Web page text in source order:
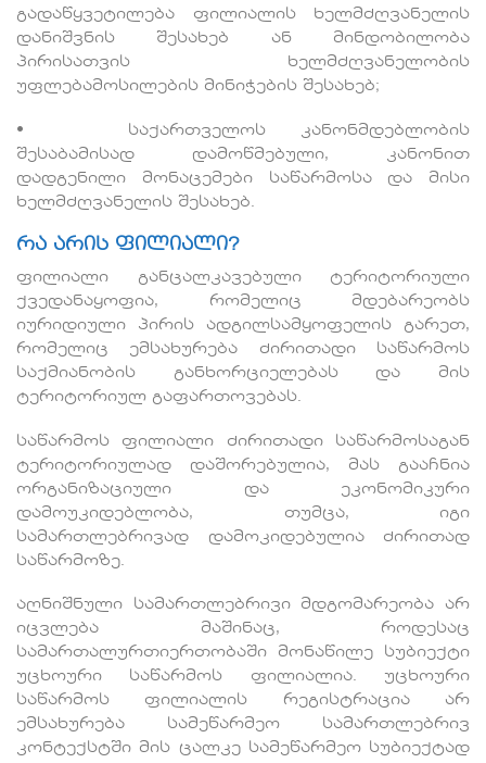
გადაწყვეტილება ფილიალის ხელმძღვანელის
დანიშვნის შესახებ ან მინდობილობა
პირისათვის ხელმძღვანელობის
უფლებამოსილების მინიჭების შესახებ;
• საქართველოს კანონმდებლობის
შესაბამისად დამოწმებული, კანონით
დადგენილი მონაცემები საწარმოსა და მისი
ხელმძღვანელის შესახებ.
რა არის ფილიალი?
ფილიალი განცალკავებული ტერიტორიული
ქვედანაყოფია, რომელიც მდებარეობს
იურიდიული პირის ადგილსამყოფელის გარეთ,
რომელიც ემსახურება ძირითადი საწარმოს
საქმიანობის განხორციელებას და მის
ტერიტორიულ გაფართოვებას.
საწარმოს ფილიალი ძირითადი საწარმოსაგან
ტერიტორიულად დაშორებულია, მას გააჩნია
ორგანიზაციული და ეკონომიკური
დამოუკიდებლობა, თუმცა, იგი
სამართლებრივად დამოკიდებულია ძირითად
საწარმოზე.
აღნიშნული სამართლებრივი მდგომარეობა არ
იცვლება მაშინაც, როდესაც
სამართალურთიერთობაში მონაწილე სუბიექტი
უცხოური საწარმოს ფილიალია. უცხოური
საწარმოს ფილიალის რეგისტრაცია არ
ემსახურება სამეწარმეო სამართლებრივ
კონტექსტში მის ცალკე სამეწარმეო სუბიექტად